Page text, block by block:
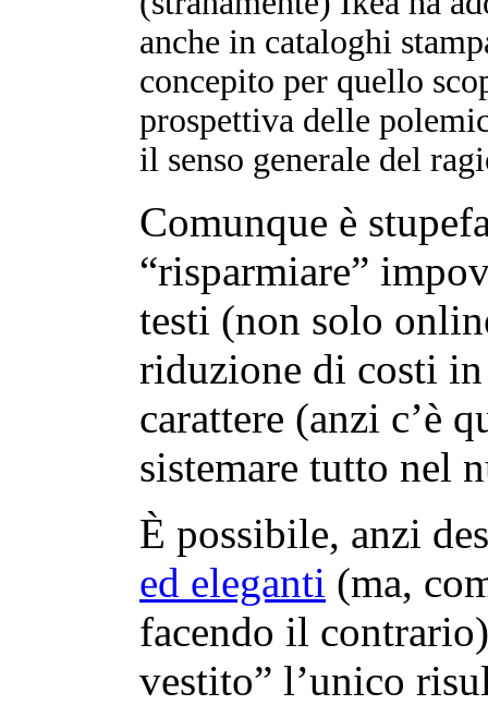
anche in cataloghi
concepito per quello
prospettiva delle
il senso generale del
Comunque è
“risparmiare”
testi (non solo
riduzione di costi
carattere (anzi c’è
sistemare tutto nel
È possibile, anzi
ed eleganti (ma,
facendo il
vestito” l’unico